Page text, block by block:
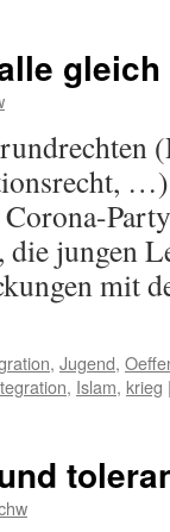
gleich
jungen
mit
, Jugend,
, Islam, krieg